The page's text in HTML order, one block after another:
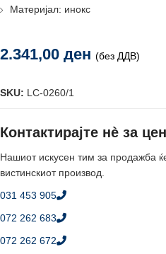
Материјал: инокс
2.341,00 ден (без ДДВ)
SKU: LC-0260/1
Контактирајте нè за
Нашиот искусен тим за продажба
вистинскиот производ.
031 453 905
072 262 683
072 262 672